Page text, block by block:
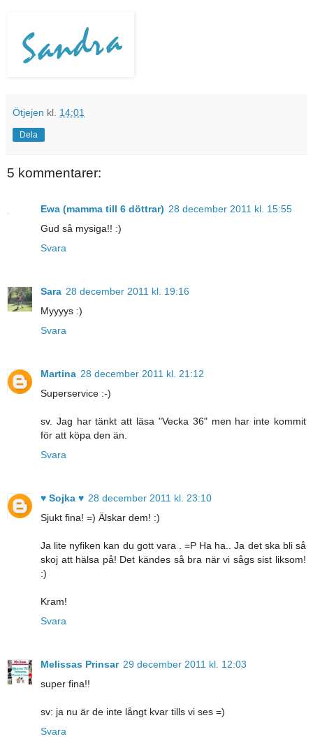
Ötjejen kl. 14:01
Dela
5 kommentarer:
Ewa (mamma till 6 döttrar) 28 december 2011 kl. 15:55
Gud så mysiga!! :)
Svara
Sara 28 december 2011 kl. 19:16
Myyyys :)
Svara
Martina 28 december 2011 kl. 21:12
Superservice :-)
sv. Jag har tänkt att läsa "Vecka 36" men har inte kommit
för att köpa den än.
Svara
♥ Sojka ♥ 28 december 2011 kl. 23:10
Sjukt fina! =) Älskar dem! :)
Ja lite nyfiken kan du gott vara . =P Ha ha.. Ja det ska bli så
skoj att hälsa på! Det kändes så bra när vi sågs sist liksom!
:)
Kram!
Svara
Melissas Prinsar 29 december 2011 kl. 12:03
super fina!!
sv: ja nu är de inte långt kvar tills vi ses =)
Svara